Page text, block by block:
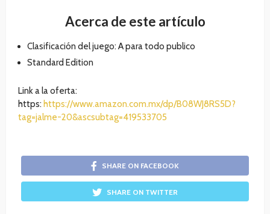
Acerca de este artículo
Clasificación del juego: A para todo publico
Standard Edition
Link a la oferta:
https: https://www.amazon.com.mx/dp/B08WJ8RS5D?
tag=jalme-20&ascsubtag=419533705
SHARE ON FACEBOOK
SHARE ON TWITTER